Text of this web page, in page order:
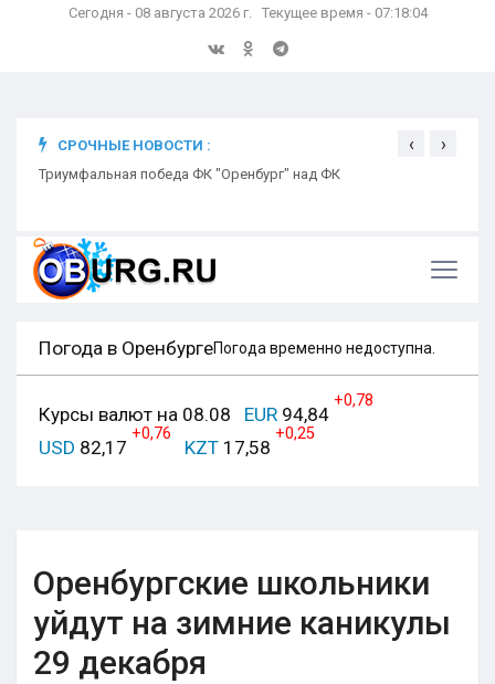
Сегодня - 08 августа 2026 г. Текущее время - 07:18:05
СРОЧНЫЕ НОВОСТИ :
Триумфальная победа ФК "Оренбург" над ФК
‹ ›
Погода в ОренбургеПогода временно недоступна.
Курсы валют на 08.08 EUR 94,84
+0,78
USD 82,17
+0,76
KZT 17,58
+0,25
Оренбургские школьники
уйдут на зимние каникулы
29 декабря